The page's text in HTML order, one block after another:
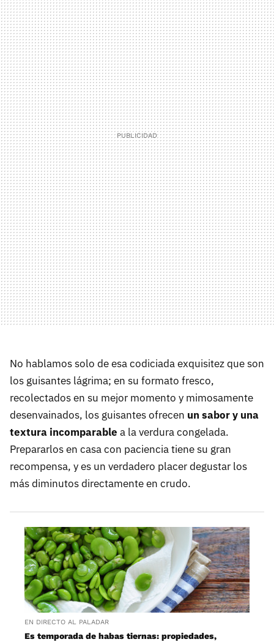
No hablamos solo de esa codiciada exquisitez que son
los guisantes lágrima; en su formato fresco,
recolectados en su mejor momento y mimosamente
desenvainados, los guisantes ofrecen un sabor y una
textura incomparable a la verdura congelada.
Prepararlos en casa con paciencia tiene su gran
recompensa, y es un verdadero placer degustar los
más diminutos directamente en crudo.
EN DIRECTO AL PALADAR
Es temporada de habas tiernas: propiedades,